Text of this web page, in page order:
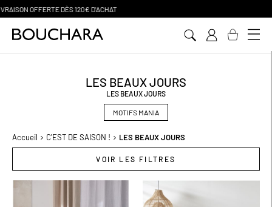
PAIEMENT EN 3 SANS FRAIS
LES BEAUX JOURS
LES BEAUX JOURS
MOTIFS MANIA
Accueil C'EST DE SAISON ! LES BEAUX JOURS
VOIR LES FILTRES